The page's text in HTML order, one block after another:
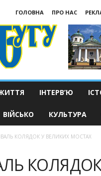
ГОЛОВНА ПРО НАС
ІНТЕРВ’Ю
ВІЙСЬКО КУЛЬТУРА
КОЛЯДОК У ВЕЛИКИХ МОСТАХ